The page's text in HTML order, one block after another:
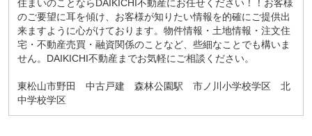
住まいのことならDAIKICHI不動産にお任せください！！お客様
のご要望に耳を傾け、お客様が知りたい情報を的確にご提供出
来ますように心がけております。物件情報・土地情報・注文住
宅・不動産売買・融資関係のことなど、些細なことでも構いま
せん。DAIKICHI不動産までお気軽にご相談ください。
東松山市野田 中古戸建 森林公園駅 市ノ川小学校学区 北
中学校学区